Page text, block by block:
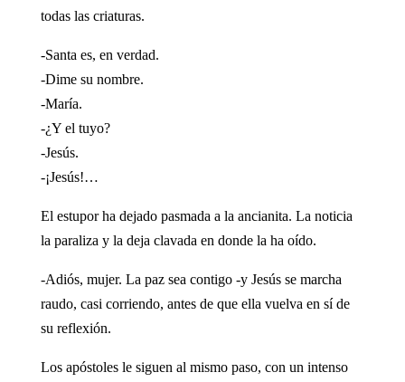
todas las criaturas.
-Santa es, en verdad.
-Dime su nombre.
-María.
-¿Y el tuyo?
-Jesús.
-¡Jesús!…
El estupor ha dejado pasmada a la ancianita. La noticia
la paraliza y la deja clavada en donde la ha oído.
-Adiós, mujer. La paz sea contigo -y Jesús se marcha
raudo, casi corriendo, antes de que ella vuelva en sí de
su reflexión.
Los apóstoles le siguen al mismo paso, con un intenso